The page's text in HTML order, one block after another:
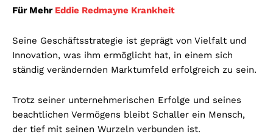
Für Mehr Eddie Redmayne Krankheit
Seine Geschäftsstrategie ist geprägt von Vielfalt und
Innovation, was ihm ermöglicht hat, in einem sich
ständig verändernden Marktumfeld erfolgreich zu sein.
Trotz seiner unternehmerischen Erfolge und seines
beachtlichen Vermögens bleibt Schaller ein Mensch,
der tief mit seinen Wurzeln verbunden ist.